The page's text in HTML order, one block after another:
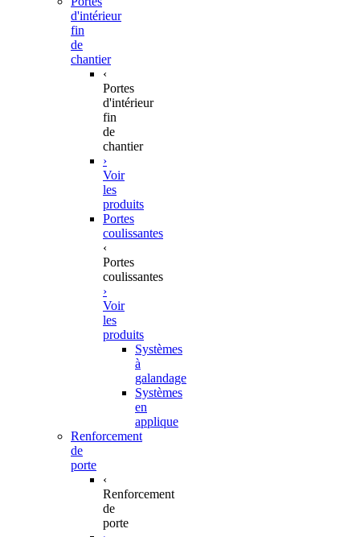
d'intérieur
fin
de
chantier
‹
Portes
d'intérieur
fin
de
chantier
›
Voir
les
produits
Portes
coulissantes
‹
Portes
coulissantes
›
Voir
les
produits
Systèmes
à
galandage
Systèmes
en
applique
Renforcement
de
porte
‹
Renforcement
de
porte